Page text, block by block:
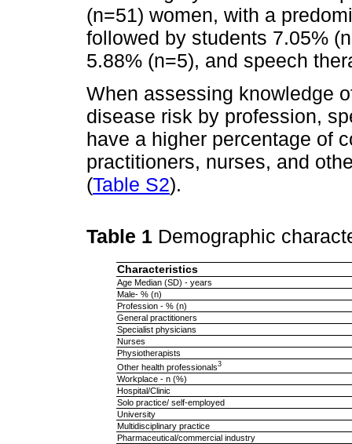
(n=51) women, with a
followed by students 7.05%
5.88% (n=5), and speech
When assessing knowledge
disease risk by profession,
have a higher percentage of
practitioners, nurses, and
(Table S2).
Table 1 Demographic
Characteristics
Age Median (SD) - years
Male- % (n)
Profession - % (n)
General practitioners
Specialist physicians
Nurses
Physiotherapists
Other health professionals3
Workplace - n (%)
Hospital/Clinic
Solo practice/ self-employed
University
Multidisciplinary practice
Pharmaceutical/commercial industry